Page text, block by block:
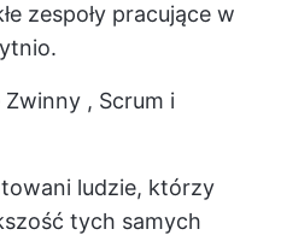
zespoły pracujące w
Zwinny , Scrum i
ludzie, którzy
tych samych